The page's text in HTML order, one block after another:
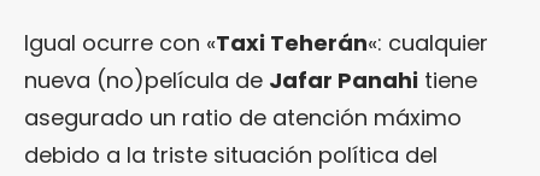
Igual ocurre con «Taxi Teherán«: cualquier
nueva (no)película de Jafar Panahi tiene
asegurado un ratio de atención máximo
debido a la triste situación política del